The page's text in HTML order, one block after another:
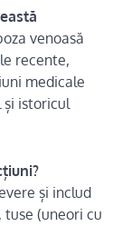
venoasă
recente,
medicale
și istoricul
și includ
(uneori cu